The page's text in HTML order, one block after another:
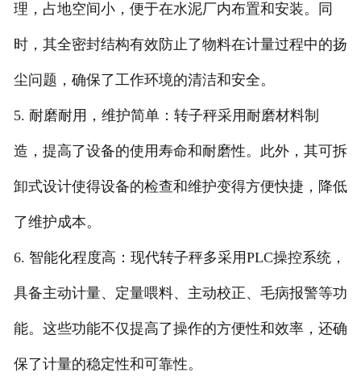
理，占地空间小，便于在水泥厂内布置和安装。同
时，其全密封结构有效防止了物料在计量过程中的扬
尘问题，确保了工作环境的清洁和安全。
5. 耐磨耐用，维护简单：转子秤采用耐磨材料制
造，提高了设备的使用寿命和耐磨性。此外，其可拆
卸式设计使得设备的检查和维护变得方便快捷，降低
了维护成本。
6. 智能化程度高：现代转子秤多采用PLC操控系统，
具备主动计量、定量喂料、主动校正、毛病报警等功
能。这些功能不仅提高了操作的方便性和效率，还确
保了计量的稳定性和可靠性。